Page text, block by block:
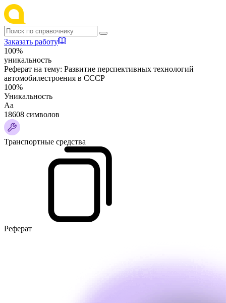
Заказать работу
100%
уникальность
Реферат на тему: Развитие перспективных технологий
автомобилестроения в СССР
100%
Уникальность
Аа
18608 символов
Транспортные средства
Реферат